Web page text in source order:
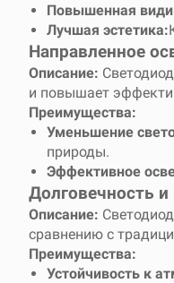
Повышенная
Лучшая эстетика:
Направленное
Описание:
и повышает
Преимущества:
Уменьшение
природы.
Эффективное
Долговечность
Описание:
сравнению с
Преимущества:
Устойчивость к